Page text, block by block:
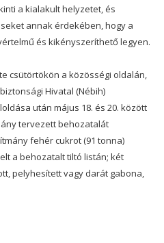
a kialakult helyzetet, és
annak érdekében, hogy a
és kikényszeríthető legyen.
csütörtökön a közösségi oldalán,
Hivatal (Nébih)
után május 18. és 20. között
tervezett behozatalát
fehér cukrot (91 tonna)
a behozatalt tiltó listán; két
pelyhesített vagy darát gabona,